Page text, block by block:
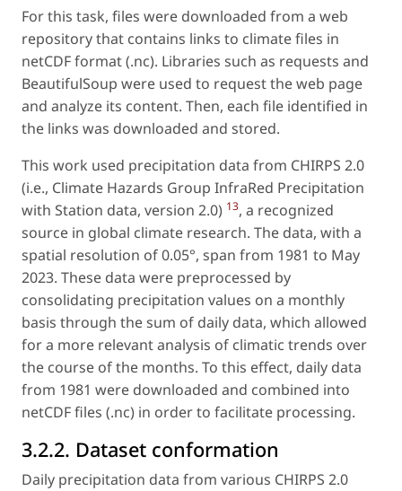
For this task, files were downloaded from a web
repository that contains links to climate files in
netCDF format (.nc). Libraries such as requests and
BeautifulSoup were used to request the web page
and analyze its content. Then, each file identified in
the links was downloaded and stored.
This work used precipitation data from CHIRPS 2.0
(i.e., Climate Hazards Group InfraRed Precipitation
with Station data, version 2.0) 13, a recognized
source in global climate research. The data, with a
spatial resolution of 0.05°, span from 1981 to May
2023. These data were preprocessed by
consolidating precipitation values on a monthly
basis through the sum of daily data, which allowed
for a more relevant analysis of climatic trends over
the course of the months. To this effect, daily data
from 1981 were downloaded and combined into
netCDF files (.nc) in order to facilitate processing.
3.2.2. Dataset conformation
Daily precipitation data from various CHIRPS 2.0